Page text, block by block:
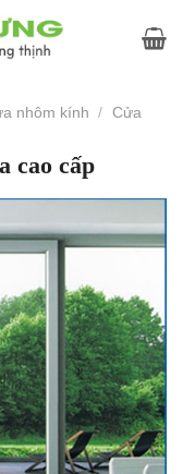
nhôm kính / Cửa
cao cấp